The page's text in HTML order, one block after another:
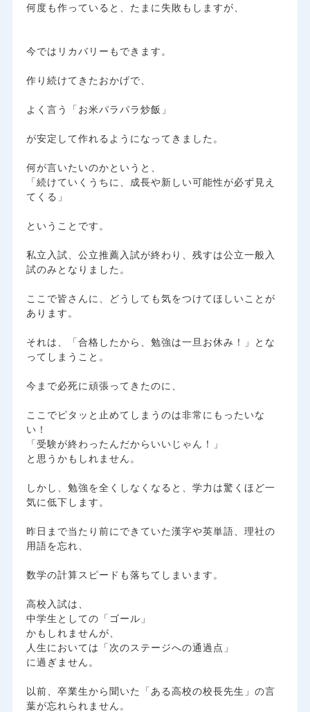
​何度も作っていると、たまに失敗もしますが、
今ではリカバリーもできます。
作り続けてきたおかげで、
よく言う「お米パラパラ炒飯」
が安定して作れるようになってきました。
​何が言いたいのかというと、
「続けていくうちに、成長や新しい可能性が必ず見え
てくる」
ということです。
​私立入試、公立推薦入試が終わり、残すは公立一般入
試のみとなりました。
ここで皆さんに、どうしても気をつけてほしいことが
あります。
​それは、「合格したから、勉強は一旦お休み！」とな
ってしまうこと。
​今まで必死に頑張ってきたのに、
ここでピタッと止めてしまうのは非常にもったいな
い！
「受験が終わったんだからいいじゃん！」
と思うかもしれません。
​しかし、勉強を全くしなくなると、学力は驚くほど一
気に低下します。
昨日まで当たり前にできていた漢字や英単語、理社の
用語を忘れ、
数学の計算スピードも落ちてしまいます。
​高校入試は、
中学生としての「ゴール」
かもしれませんが、
人生においては「次のステージへの通過点」
に過ぎません。
​以前、卒業生から聞いた「ある高校の校長先生」の言
葉が忘れられません。